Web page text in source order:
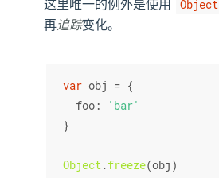
这里唯一的例外是使用
再追踪变化。
var obj = {
foo :
'bar'
}
Object.freeze(obj)